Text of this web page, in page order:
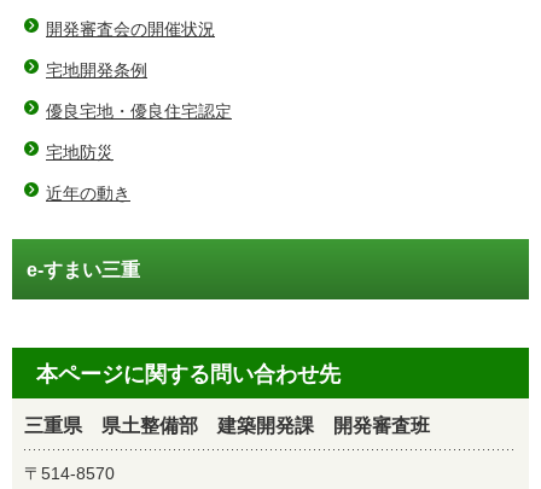
開発審査会の開催状況
宅地開発条例
優良宅地・優良住宅認定
宅地防災
近年の動き
e-すまい三重
本ページに関する問い合わせ先
三重県 県土整備部 建築開発課 開発審査班
〒514-8570